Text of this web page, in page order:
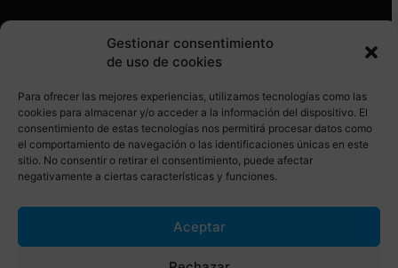
Gestionar consentimiento
de uso de cookies
Para ofrecer las mejores experiencias, utilizamos tecnologías como las
cookies para almacenar y/o acceder a la información del dispositivo. El
consentimiento de estas tecnologías nos permitirá procesar datos como
el comportamiento de navegación o las identificaciones únicas en este
sitio. No consentir o retirar el consentimiento, puede afectar
negativamente a ciertas características y funciones.
Aceptar
SÍGUENOS EN REDES SOCIALES
© Torrevieja ON. Desarrollado por